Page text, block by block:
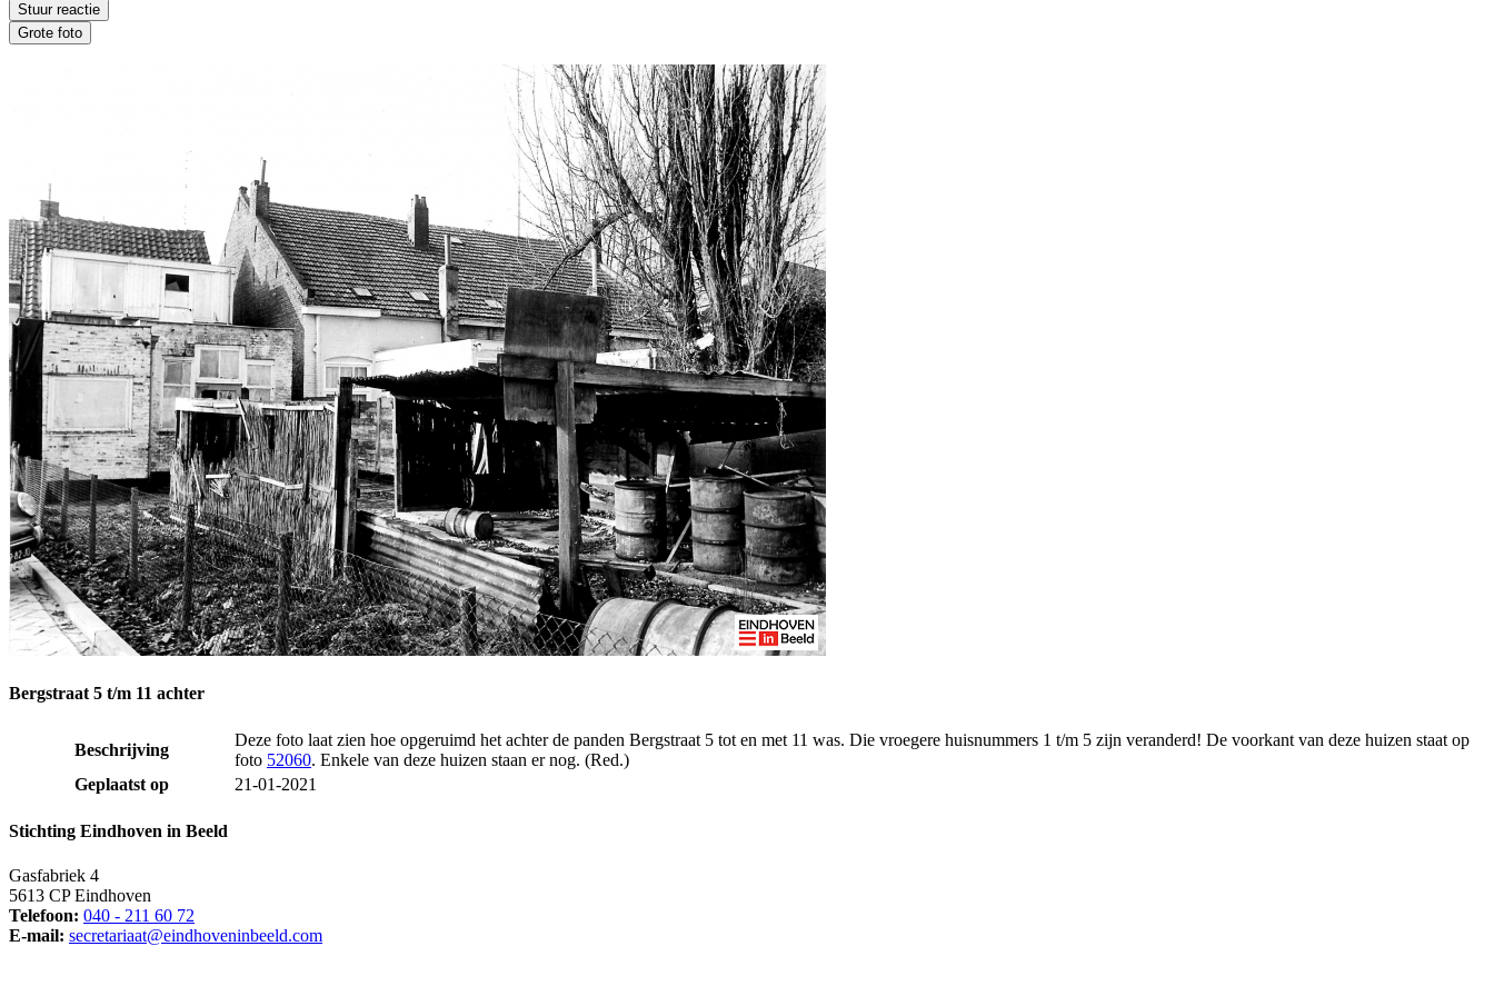
Bergstraat 5 t/m 11 achter
Beschrijving
Deze foto laat zien hoe opgeruimd het achter de panden Bergstraat 5 tot en met 11 was. Die vroegere huisnummers 1 t/m 5 zijn veranderd! De voorkant van deze huizen staat op
foto 52060. Enkele van deze huizen staan er nog. (Red.)
Geplaatst op
21-01-2021
Stichting Eindhoven in Beeld
Gasfabriek 4
5613 CP Eindhoven
Telefoon: 040 - 211 60 72
E-mail: secretariaat@eindhoveninbeeld.com